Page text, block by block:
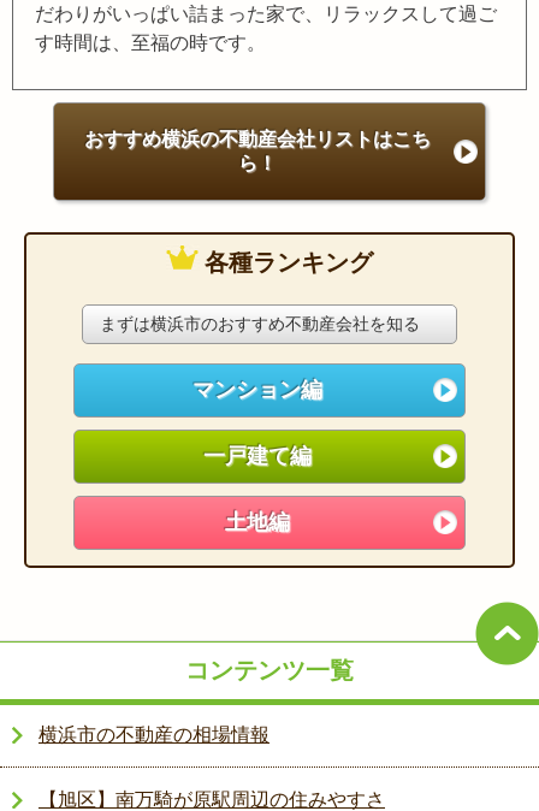
だわりがいっぱい詰まった家で、リラックスして過ご
す時間は、至福の時です。
おすすめ横浜の不動産会社リストはこち
ら！
各種ランキング
まずは横浜市のおすすめ不動産会社を知る
マンション編
一戸建て編
土地編
コンテンツ一覧
横浜市の不動産の相場情報
【旭区】南万騎が原駅周辺の住みやすさ